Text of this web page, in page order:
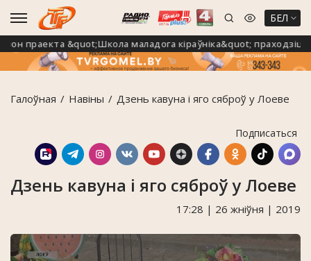
БЕЛ
праекта &quot;Школа маладога кіраўніка&quot; праходзіць
Галоўная Навiны Дзень кавуна і яго сяброў у Лоеве
Подписаться
Дзень кавуна і яго сяброў у Лоеве
17:28 | 26 жніўня | 2019